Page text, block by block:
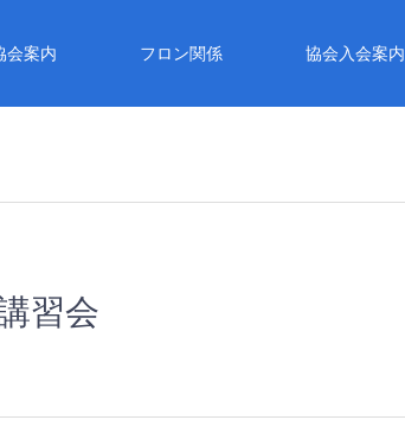
会案内 フロン関係 協会入会案内
習会